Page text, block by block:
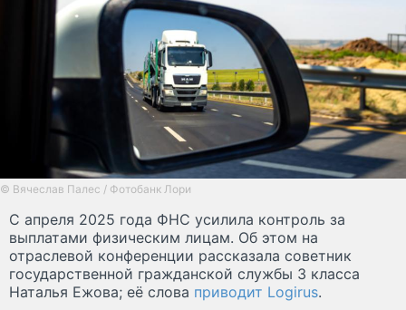
© Вячеслав Палес / Фотобанк Лори
С апреля 2025 года ФНС усилила контроль за
выплатами физическим лицам. Об этом на
отраслевой конференции рассказала советник
государственной гражданской службы 3 класса
Наталья Ежова; её слова приводит Logirus.